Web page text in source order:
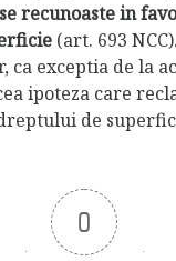
se recunoaste in
(art. 693
ca exceptia de la
ipoteza care
de
0